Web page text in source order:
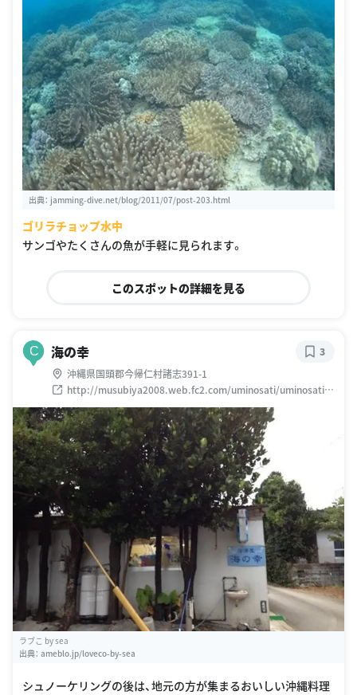
出典： jamming-dive.net/blog/2011/07/post-203.html
ゴリラチョップ水中
サンゴやたくさんの魚が手軽に見られます。
このスポットの詳細を見る
C 海の幸
沖縄県国頭郡今帰仁村諸志391-1
http://musubiya2008.web.fc2.com/uminosati/uminosati.h
tml
3
ラブこ by sea
出典： ameblo.jp/loveco-by-sea
シュノーケリングの後は、地元の方が集まるおいしい沖縄料理